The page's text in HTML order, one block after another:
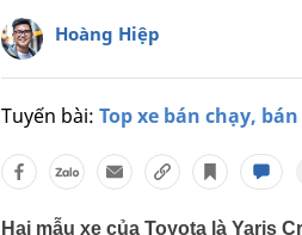
Hoàng Hiệp
Tuyến bài: Top xe bán chạy,
Hai mẫu xe của Toyota là Yaris